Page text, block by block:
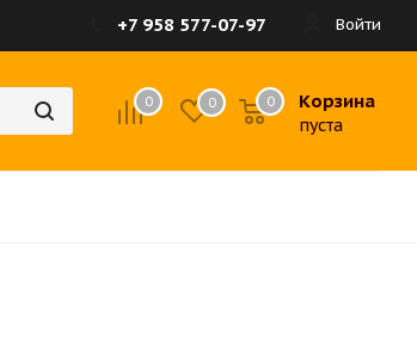
Войти
+7 958 577-07-97
0 0 Корзина
пуста
0